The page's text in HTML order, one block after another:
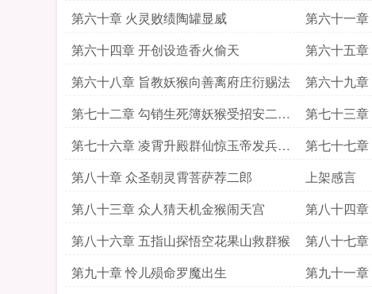
第六十章 火灵败绩陶罐显威
第六十一
第六十四章 开创设造香火偷天
第六十五
第六十八章 旨教妖猴向善离府庄衍赐法
第六十九
第七十二章 勾销生死簿妖猴受招安二合
一大章
第七十三
第七十六章 凌霄升殿群仙惊玉帝发兵捉
妖猴
第七十七
妖互偷袭
第八十章 众圣朝灵霄菩萨荐二郎 上架感言
第八十三章 众人猜天机金猴闹天宫
第八十四
第八十六章 五指山探悟空花果山救群猴
第八十七
大劫
第九十章 怜儿殒命罗魔出生
第九十一